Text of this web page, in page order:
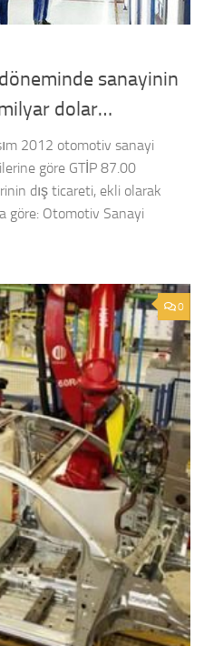
sanayinin
dolar…
2012 otomotiv sanayi
göre GTİP 87.00
dış ticareti, ekli olarak
göre: Otomotiv Sanayi
0